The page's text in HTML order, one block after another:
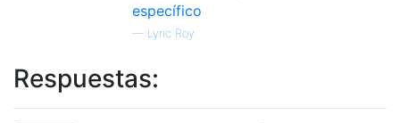
específico
— Lyric Roy
Respuestas: